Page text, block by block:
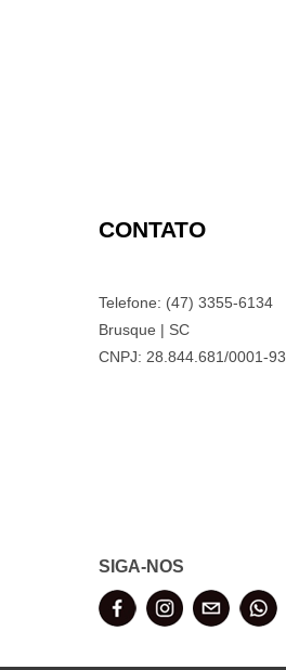
CONTATO
Telefone: (47) 3355-6134
Brusque | SC
CNPJ: 28.844.681/0001-93
SIGA-NOS